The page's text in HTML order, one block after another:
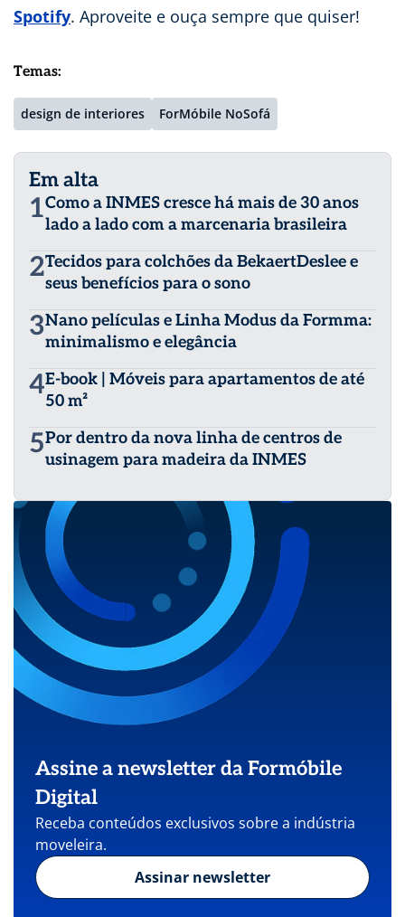
Spotify. Aproveite e ouça sempre que quiser!
Temas:
design de interiores ForMóbile NoSofá
Em alta
1Como a INMES cresce há mais de 30 anos
lado a lado com a marcenaria brasileira
2Tecidos para colchões da BekaertDeslee e
seus benefícios para o sono
3Nano películas e Linha Modus da Formma:
minimalismo e elegância
4E-book | Móveis para apartamentos de até
50 m²
5Por dentro da nova linha de centros de
usinagem para madeira da INMES
Assine a newsletter da Formóbile
Digital
Receba conteúdos exclusivos sobre a indústria
moveleira.
Assinar newsletter